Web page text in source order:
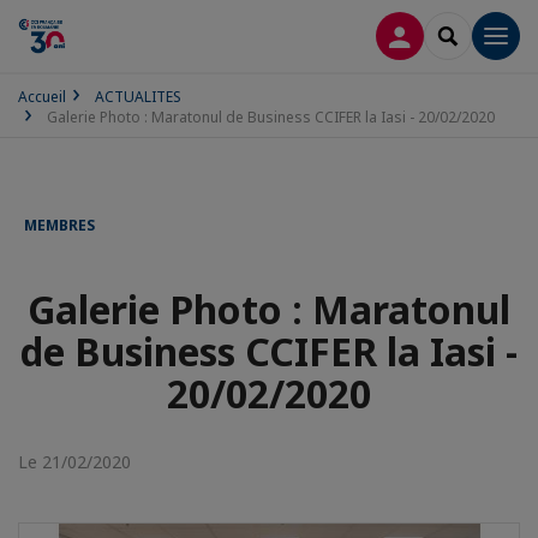
CONNEXION
Accueil
ACTUALITES
Galerie Photo : Maratonul de Business CCIFER la Iasi - 20/02/2020
MEMBRES
Galerie Photo : Maratonul
de Business CCIFER la Iasi -
20/02/2020
Le 21/02/2020